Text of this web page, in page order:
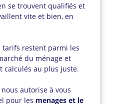
se trouvent qualifiés et
vite et bien, en
tarifs restent parmi les
du ménage et
calculés au plus juste.
autorise à vous
pour les menages et le